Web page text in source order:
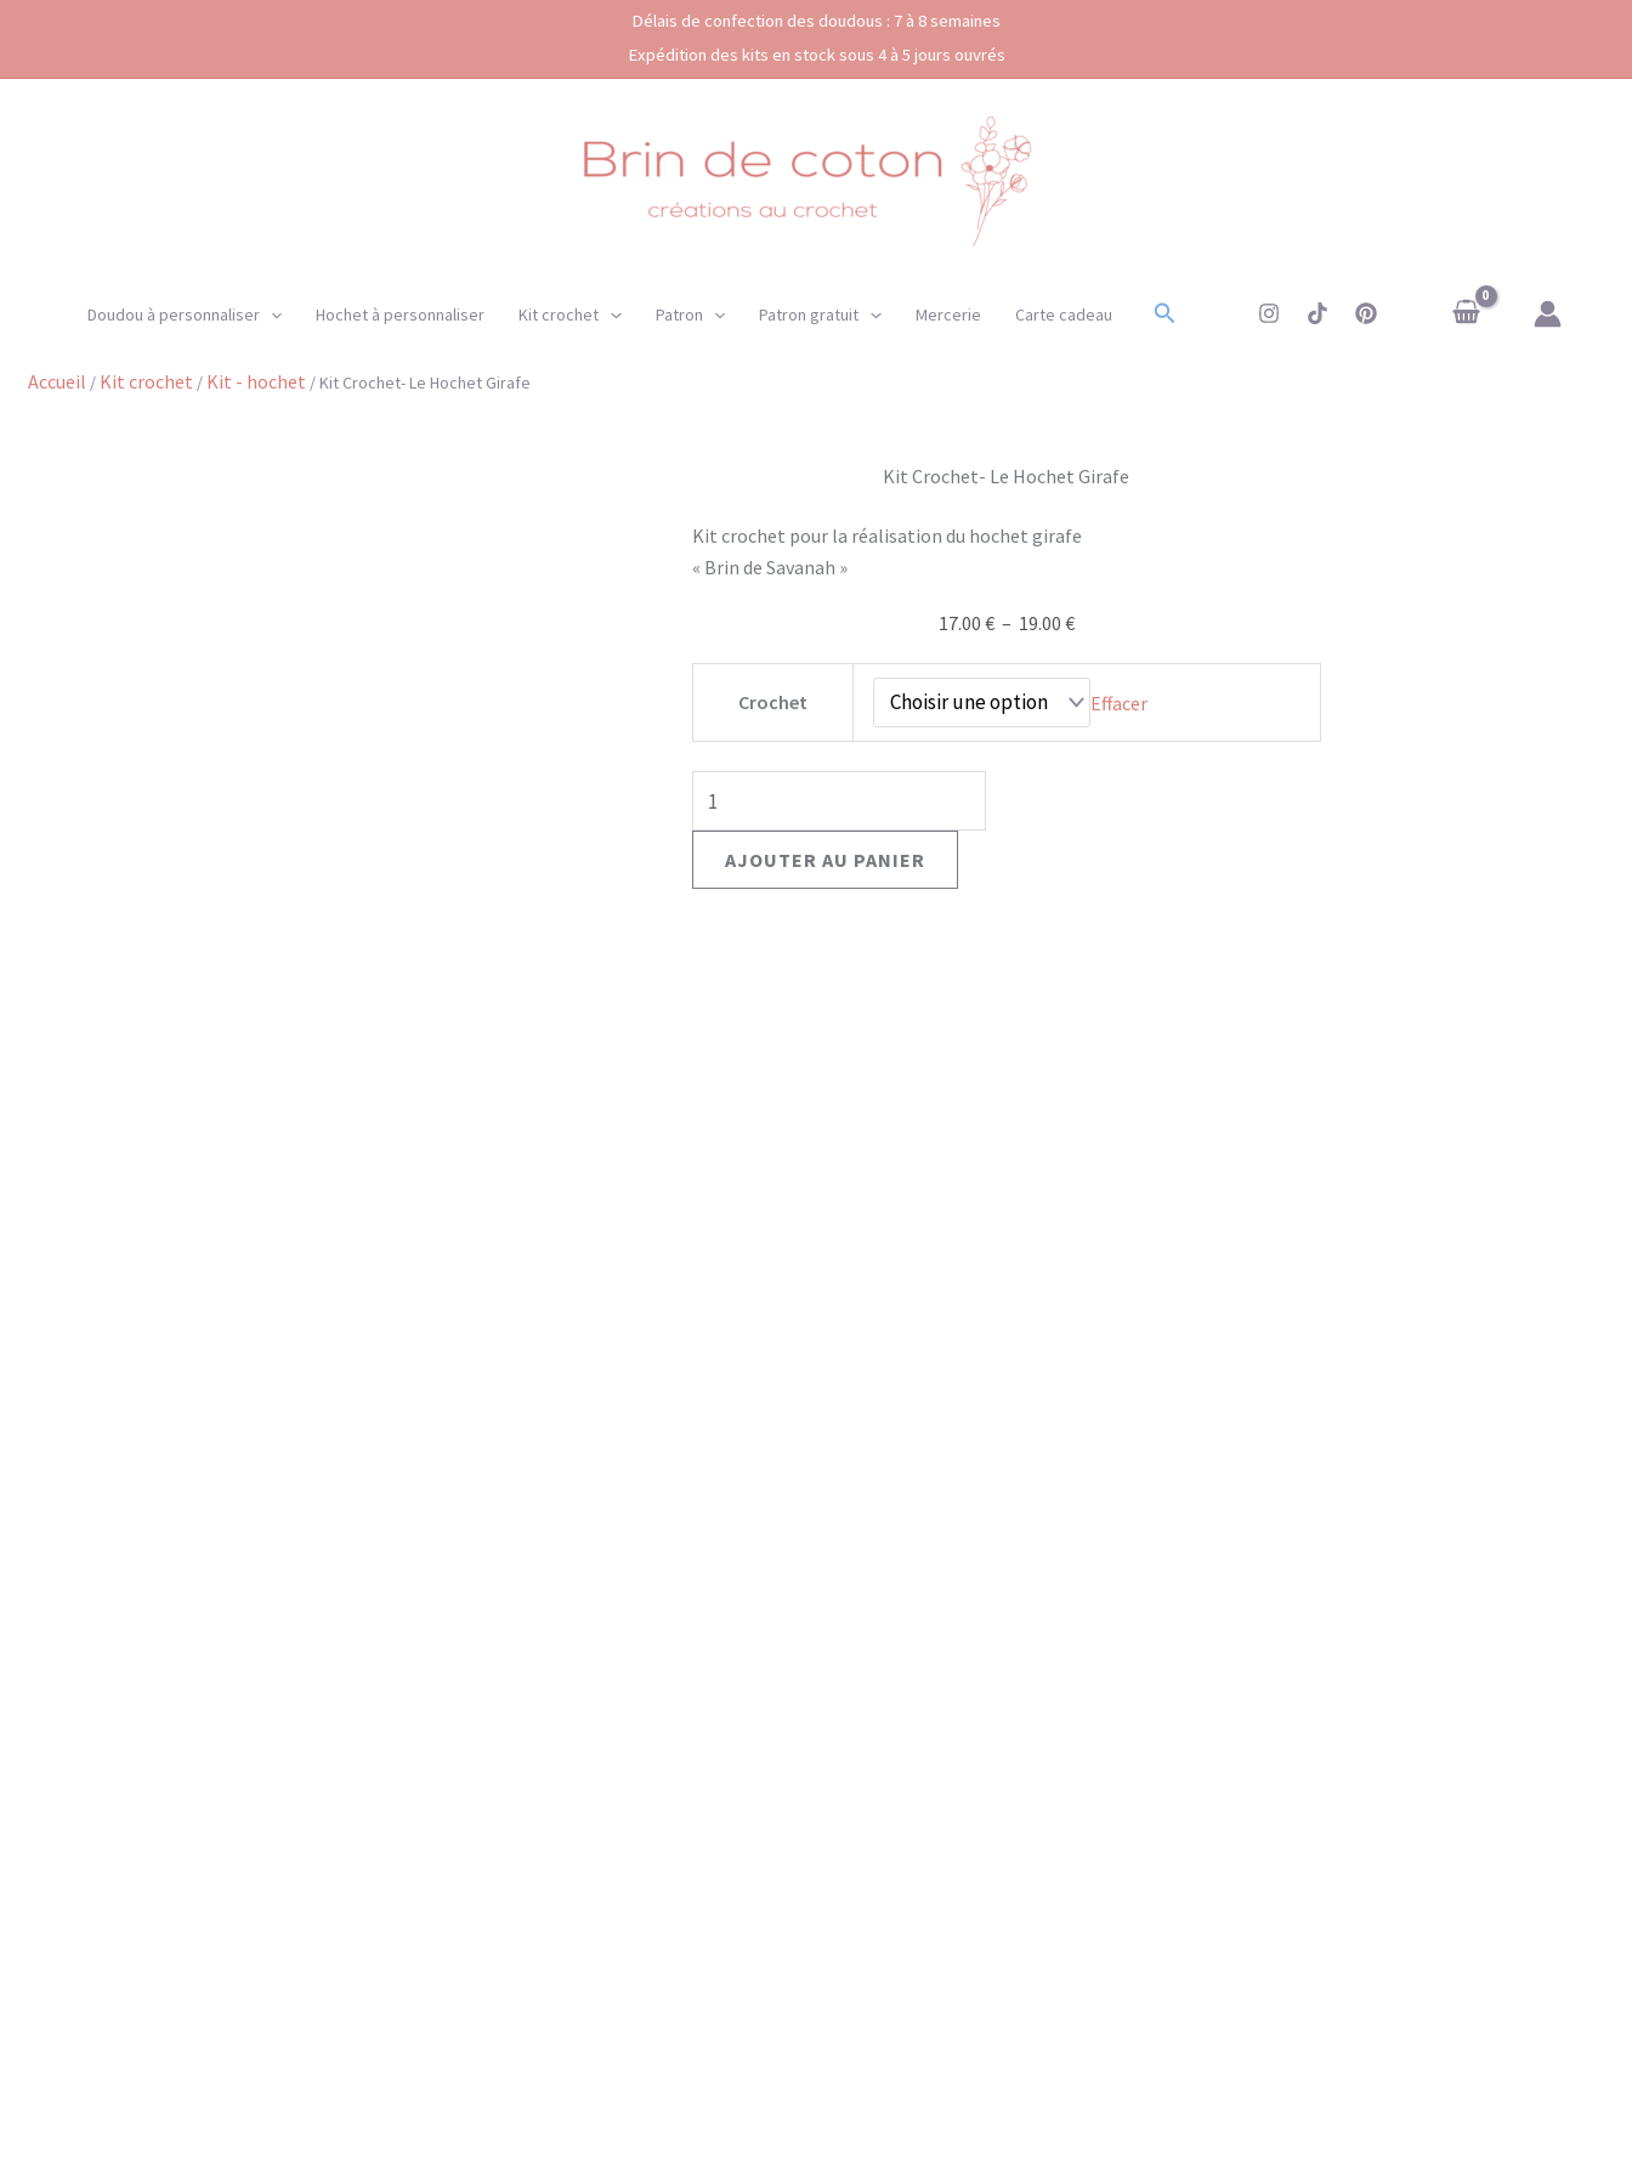
contenu
Délais de confection des doudous : 7 à 8 semaines
Expédition des kits en stock sous 4 à 5 jours ouvrés
Doudou à personnaliser Hochet à personnaliser Kit crochet Patron Patron gratuit Mercerie Carte cadeau Rechercher
Accueil / Kit crochet / Kit - hochet / Kit Crochet- Le Hochet Girafe
Kit Crochet- Le Hochet Girafe
Kit crochet pour la réalisation du hochet girafe
« Brin de Savanah »
17.00 € – 19.00 €Plage
prix :
17.00 €
à
Crochet Effacer
Kit
Crochet-
Le
Hochet
GirafeAJOUTER AU PANIER